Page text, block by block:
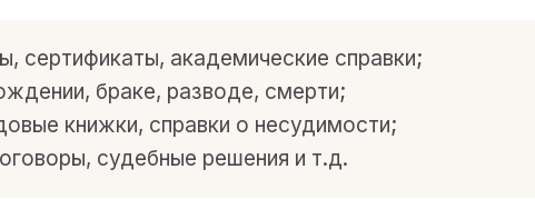
сертификаты, академические справки;
браке, разводе, смерти;
книжки, справки о несудимости;
судебные решения и т.д.